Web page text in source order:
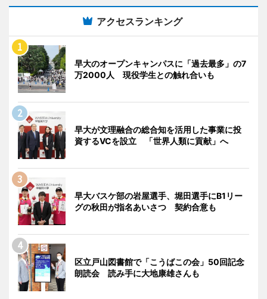
アクセスランキング
早大のオープンキャンパスに「過去最多」の7
万2000人 現役学生との触れ合いも
早大が文理融合の総合知を活用した事業に投
資するVCを設立 「世界人類に貢献」へ
早大バスケ部の岩屋選手、堀田選手にB1リー
グの秋田が指名あいさつ 契約合意も
区立戸山図書館で「こうばこの会」50回記念
朗読会 読み手に大地康雄さんも